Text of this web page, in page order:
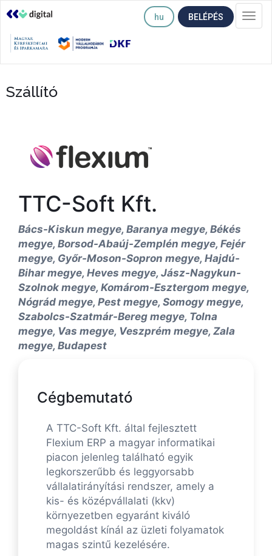
hu BELÉPÉS
Szállító
TTC-Soft Kft.
Bács-Kiskun megye, Baranya megye, Békés
megye, Borsod-Abaúj-Zemplén megye, Fejér
megye, Győr-Moson-Sopron megye, Hajdú-
Bihar megye, Heves megye, Jász-Nagykun-
Szolnok megye, Komárom-Esztergom megye,
Nógrád megye, Pest megye, Somogy megye,
Szabolcs-Szatmár-Bereg megye, Tolna
megye, Vas megye, Veszprém megye, Zala
megye, Budapest
Cégbemutató
A TTC-Soft Kft. által fejlesztett
Flexium ERP a magyar informatikai
piacon jelenleg található egyik
legkorszerűbb és leggyorsabb
vállalatirányítási rendszer, amely a
kis- és középvállalati (kkv)
környezetben egyaránt kiváló
megoldást kínál az üzleti folyamatok
magas szintű kezelésére.